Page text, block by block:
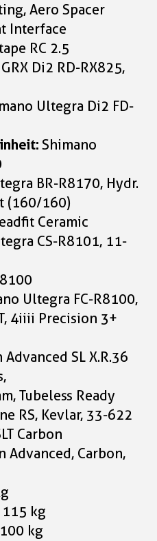
Aero Spacer
Interface
RC 2.5
Di2 RD-RX825,
Ultegra Di2 FD-
Shimano
BR-R8170, Hydr.
(160/160)
Ceramic
CS-R8101, 11-
Ultegra FC-R8100,
4iiii Precision 3+
Advanced SL X.R.36
Tubeless Ready
RS, Kevlar, 33-622
Carbon
Advanced, Carbon,
115 kg
100 kg